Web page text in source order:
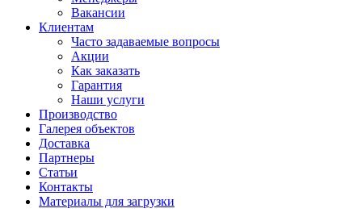
Вакансии
Клиентам
Часто задаваемые вопросы
Акции
Как заказать
Гарантия
Наши услуги
Производство
Галерея объектов
Доставка
Партнеры
Статьи
Контакты
Материалы для загрузки